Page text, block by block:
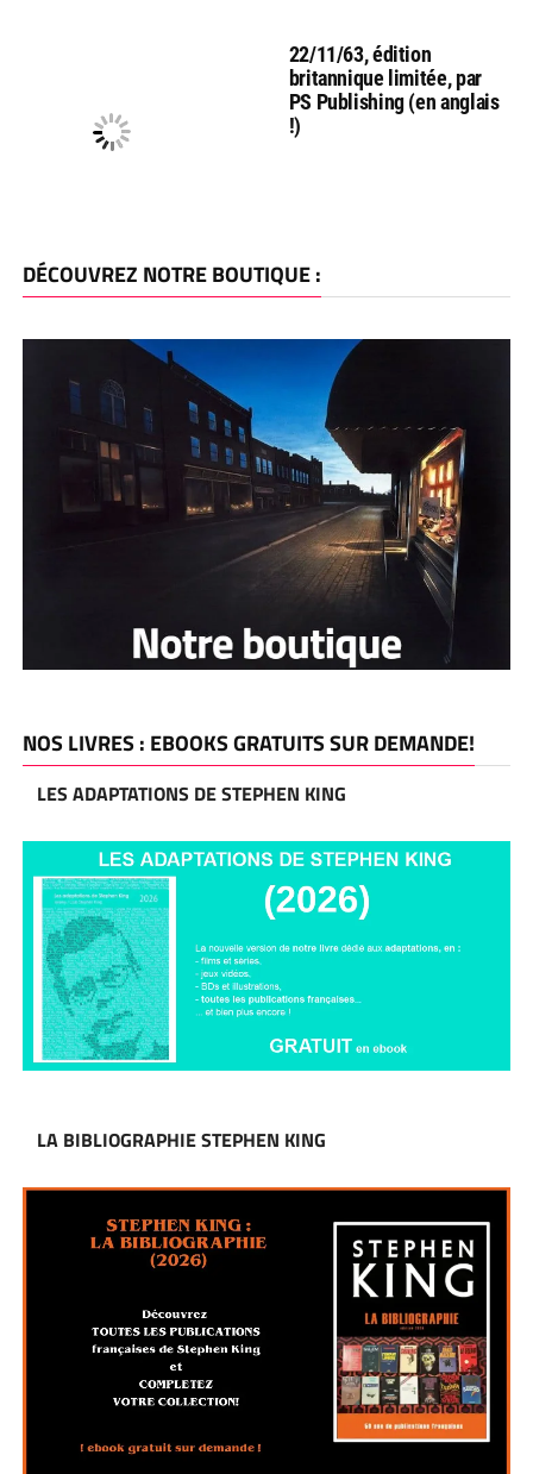
22/11/63, édition
britannique limitée, par
PS Publishing (en anglais
!)
DÉCOUVREZ NOTRE BOUTIQUE :
NOS LIVRES : EBOOKS GRATUITS SUR DEMANDE!
LES ADAPTATIONS DE STEPHEN KING
LA BIBLIOGRAPHIE STEPHEN KING